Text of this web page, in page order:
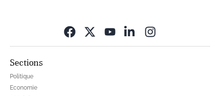
Sections
Politique
Economie